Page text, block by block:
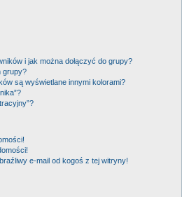
i jak można dołączyć do grupy?
grupy?
są wyświetlane innymi kolorami?
e-mail od kogoś z tej witryny!